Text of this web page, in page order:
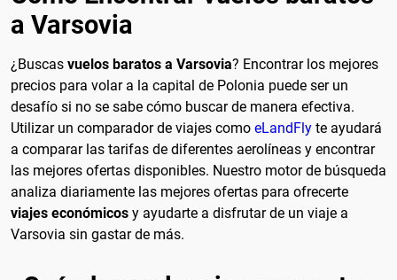
a Varsovia
¿Buscas vuelos baratos a Varsovia? Encontrar los mejores
precios para volar a la capital de Polonia puede ser un
desafío si no se sabe cómo buscar de manera efectiva.
Utilizar un comparador de viajes como eLandFly te ayudará
a comparar las tarifas de diferentes aerolíneas y encontrar
las mejores ofertas disponibles. Nuestro motor de búsqueda
analiza diariamente las mejores ofertas para ofrecerte
viajes económicos y ayudarte a disfrutar de un viaje a
Varsovia sin gastar de más.